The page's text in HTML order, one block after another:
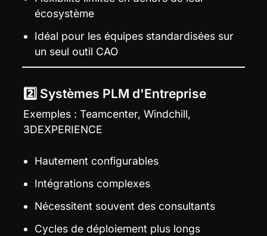
écosystème
Idéal pour les équipes standardisées sur
un seul outil CAO
2️⃣ Systèmes PLM d'Entreprise
Exemples : Teamcenter, Windchill,
3DEXPERIENCE
Hautement configurables
Intégrations complexes
Nécessitent souvent des consultants
Cycles de déploiement plus longs